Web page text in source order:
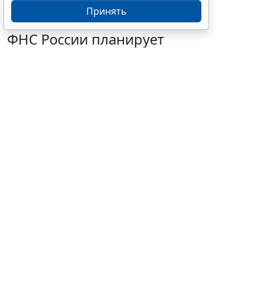
ФНС России планирует
Принять